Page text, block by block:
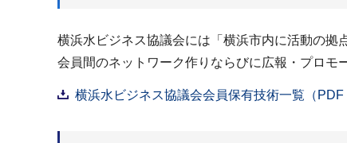
横浜水ビジネス協議会には「横浜市内に活動の拠
会員間のネットワーク作りならびに広報・プロモ
横浜水ビジネス協議会会員保有技術一覧（PDF